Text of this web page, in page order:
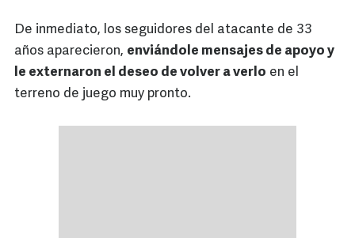
De inmediato, los seguidores del atacante de 33
años aparecieron, enviándole mensajes de apoyo y
le externaron el deseo de volver a verlo en el
terreno de juego muy pronto.